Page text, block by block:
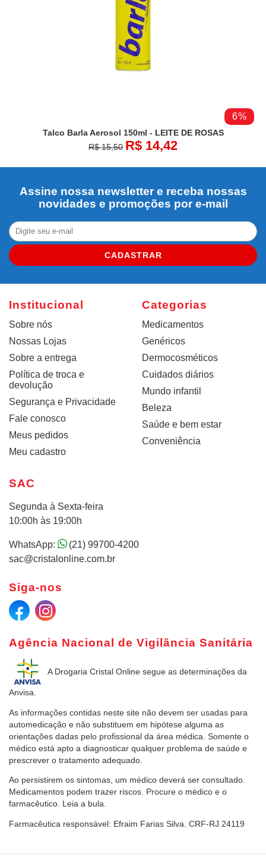
6%
Talco Barla Aerosol 150ml - LEITE DE ROSAS
R$ 15,50 R$ 14,42
Assine nossa newsletter e receba nossas
novidades e promoções por e-mail
CADASTRAR
Institucional
Sobre nós
Nossas Lojas
Sobre a entrega
Política de troca e
devolução
Segurança e Privacidade
Fale conosco
Meus pedidos
Meu cadastro
Categorias
Medicamentos
Genéricos
Dermocosméticos
Cuidados diários
Mundo infantil
Beleza
Saúde e bem estar
Conveniência
Agência Nacional de Vigilância Sanitária
A Drogaria Cristal Online segue as determinações da
Anvisa.
As informações contidas neste site não devem ser usadas para
automedicação e não substituem em hipótese alguma as
orientações dadas pelo profissional da área médica. Somente o
médico está apto a diagnosticar qualquer problema de saúde e
prescrever o tratamento adequado.
Ao persistirem os sintomas, um médico deverá ser consultado.
Medicamentos podem trazer riscos. Procure o médico e o
farmacêutico. Leia a bula.
Farmacêutica responsável: Efraim Farias Silva. CRF-RJ 24119
SAC
Segunda à Sexta-feira
10:00h às 19:00h
WhatsApp:
(21) 99700-4200
sac@cristalonline.com.br
Siga-nos